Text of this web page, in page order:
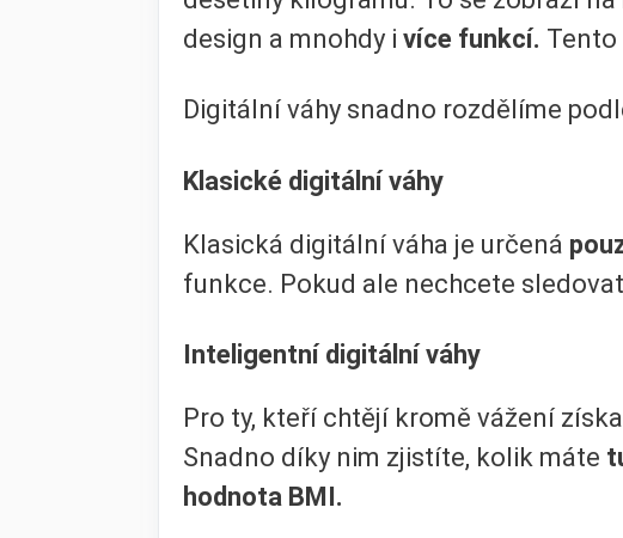
design a mnohdy i více funkcí. Tento
Digitální váhy snadno rozdělíme
Klasické digitální váhy
Klasická digitální váha je určená
funkce. Pokud ale nechcete
Inteligentní digitální váhy
Pro ty, kteří chtějí kromě vážení
Snadno díky nim zjistíte, kolik máte
hodnota BMI.